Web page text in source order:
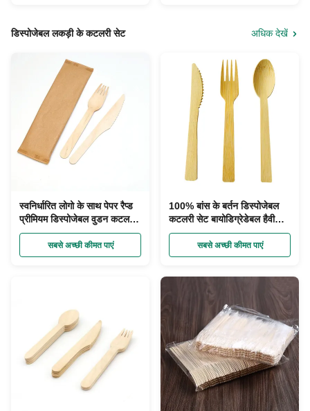
डिस्पोजेबल लकड़ी के कटलरी सेट अधिक देखें
स्वनिर्धारित लोगो के साथ पेपर रैप्ड
प्रीमियम डिस्पोजेबल वुडन कटलरी
सेट
सबसे अच्छी कीमत पाएं
100% बांस के बर्तन डिस्पोजेबल
कटलरी सेट बायोडिग्रेडेबल हैवी
ड्यूटी
सबसे अच्छी कीमत पाएं